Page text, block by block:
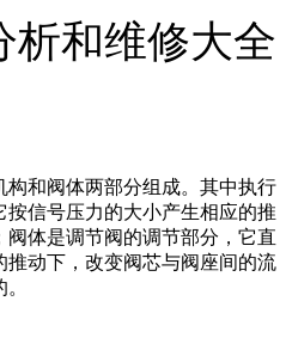
析和维修大全
和阀体两部分组成。其中执行
信号压力的大小产生相应的推
体是调节阀的调节部分，它直
动下，改变阀芯与阀座间的流